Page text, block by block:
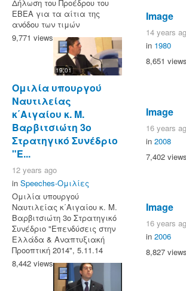
Δήλωση του Προέδρου του
ΕΒΕΑ για τα αίτια της
ανόδου των τιμών
9,771 views
19:01
Ομιλία υπουργού
Ναυτιλείας
κ΄Αιγαίου κ. Μ.
Βαρβιτσιώτη 3ο
Στρατηγικό Συνέδριο
"Ε...
12 years ago
in Speeches-Ομιλίες
Ομιλία υπουργού
Ναυτιλείας κ΄Αιγαίου κ. Μ.
Βαρβιτσιώτη 3ο Στρατηγικό
Συνέδριο "Επενδύσεις στην
Ελλάδα & Αναπτυξιακή
Προοπτική 2014", 5.11.14
8,442 views
Image
14 years
in 1980
8,651 views
Image
16 years
in 2008
7,402 views
Image
16 years
in 2006
8,827 views